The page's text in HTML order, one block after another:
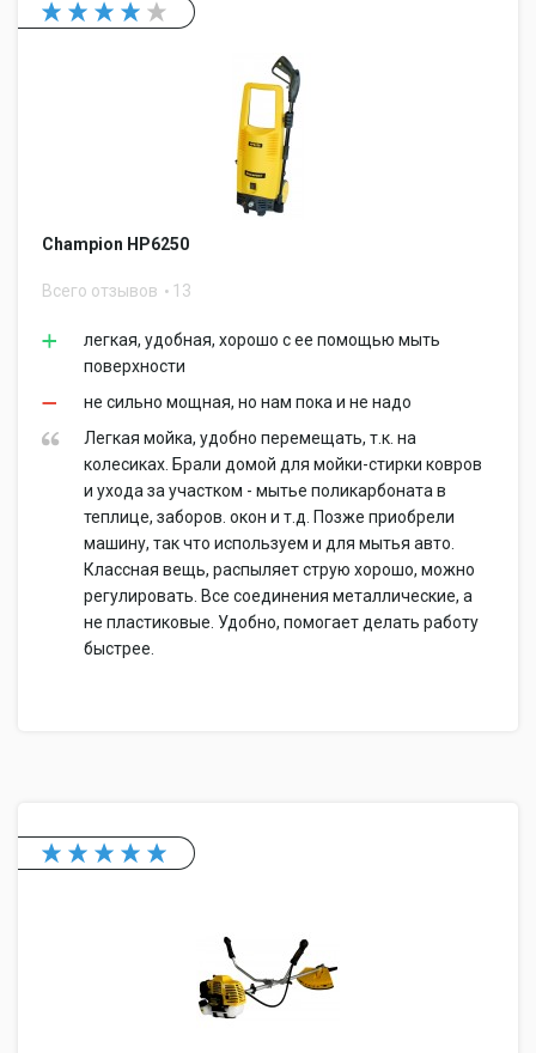
Champion HP6250
Всего отзывов 13
легкая, удобная, хорошо с ее помощью мыть
поверхности
не сильно мощная, но нам пока и не надо
Легкая мойка, удобно перемещать, т.к. на
колесиках. Брали домой для мойки-стирки ковров
и ухода за участком - мытье поликарбоната в
теплице, заборов. окон и т.д. Позже приобрели
машину, так что используем и для мытья авто.
Классная вещь, распыляет струю хорошо, можно
регулировать. Все соединения металлические, а
не пластиковые. Удобно, помогает делать работу
быстрее.